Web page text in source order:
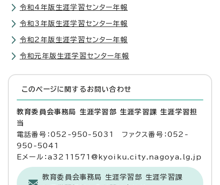
令和4年版生涯学習センター年報
令和3年版生涯学習センター年報
令和2年版生涯学習センター年報
令和元年版生涯学習センター年報
このページに関する お問い合わせ
教育委員会事務局 生涯学習部 生涯学習課 生涯学習担
当
電話番号：052-950-5031 ファクス番号：052-
950-5041
Eメール：a3211571@kyoiku.city.nagoya.lg.jp
教育委員会事務局 生涯学習部 生涯学習課